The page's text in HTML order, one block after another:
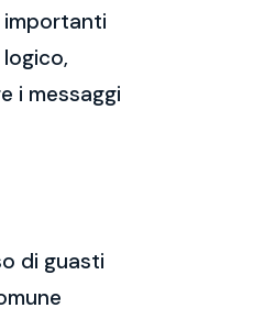
importanti
i messaggi
di guasti